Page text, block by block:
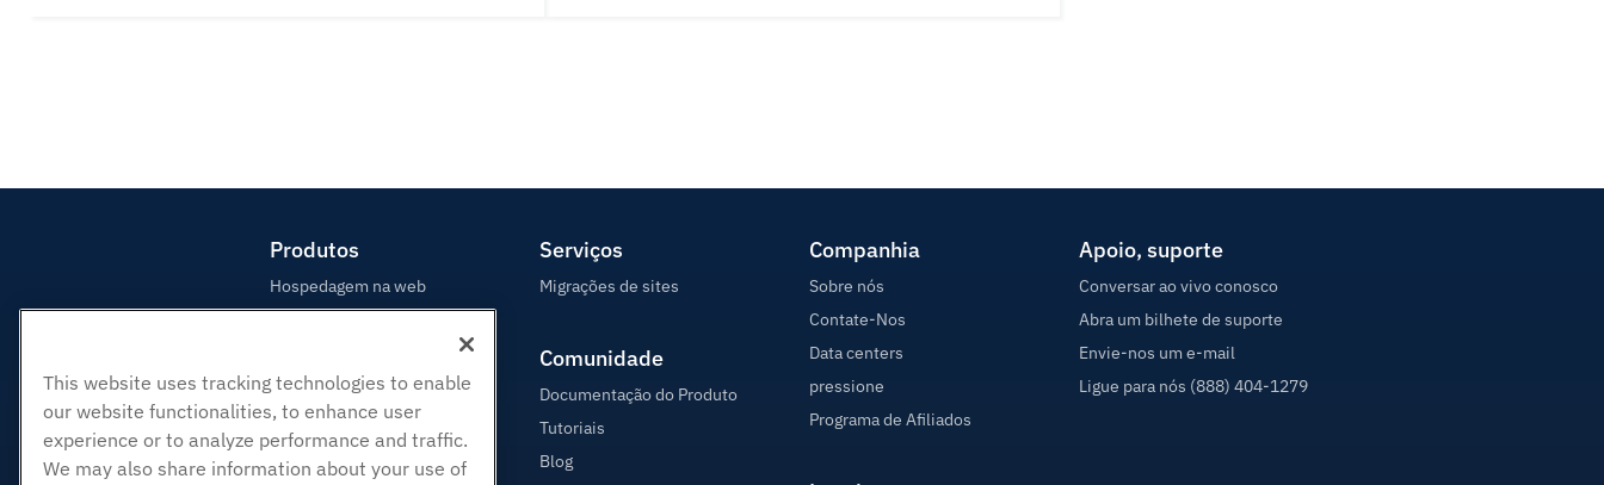
Produtos
Hospedagem na web
Revendedor com etiqueta em
branco
Linux gerenciado VPS
Linux não gerenciado VPS
Serviços
Migrações de sites
Comunidade
Documentação do Produto
Tutoriais
Blog
Companhia
Sobre nós
Contate-Nos
Data centers
pressione
Programa de Afiliados
Apoio, suporte
Conversar ao vivo conosco
Abra um bilhete de suporte
Envie-nos um e-mail
Ligue para nós (888) 404-1279
This website uses tracking technologies to enable
our website functionalities, to enhance user
experience or to analyze performance and traffic.
We may also share information about your use of